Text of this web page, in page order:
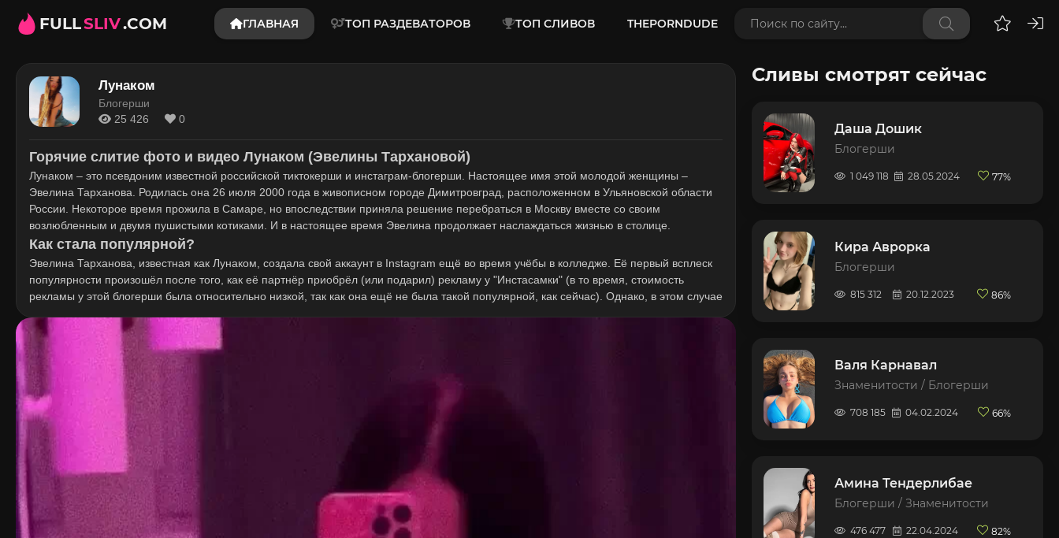
FULLSLIV.COM ГЛАВНАЯ ТОП РАЗДЕВАТОРОВ ТОП СЛИВОВ THEPORNDUDE
Лунаком
Блогерши
25 426
0
Горячие слитие фото и видео Лунаком (Эвелины Тархановой)
Лунаком – это псевдоним известной российской тиктокерши и инстаграм-блогерши. Настоящее имя этой молодой женщины –
Эвелина Тарханова. Родилась она 26 июля 2000 года в живописном городе Димитровград, расположенном в Ульяновской области
России. Некоторое время прожила в Самаре, но впоследствии приняла решение перебраться в Москву вместе со своим
возлюбленным и двумя пушистыми котиками. И в настоящее время Эвелина продолжает наслаждаться жизнью в столице.
Как стала популярной?
Эвелина Тарханова, известная как Лунаком, создала свой аккаунт в Instagram ещё во время учёбы в колледже. Её первый всплеск
популярности произошёл после того, как её партнёр приобрёл (или подарил) рекламу у "Инстасамки" (в то время, стоимость
рекламы у этой блогерши была относительно низкой, так как она ещё не была такой популярной, как сейчас). Однако, в этом случае
получила своих первых сочувствующих поклонников.
Воспользовавшись возникшей ситуацией, начинающая блогерша стала создавать увлекательный контент, чтобы привлечь больше
аудитории. Блогерство стало основным источником её дохода, который она получает и по сегодняшний день.
Летом 2021 года её пригласили стать ведущей телешоу "Пушка", и, разумеется, Эвелина согласилась. Кроме блогерской
деятельности, девушка активно занимается благотворительностью и часто финансово помогает приютам для животных.
Сливы смотрят сейчас
Даша Дошик
Блогерши
1 049 118 28.05.2024 77%
Кира Аврорка
Блогерши
815 312 20.12.2023 86%
Валя Карнавал
Знаменитости / Блогерши
708 185 04.02.2024 66%
Амина Тендерлибае
Блогерши / Знаменитости
476 477 22.04.2024 82%